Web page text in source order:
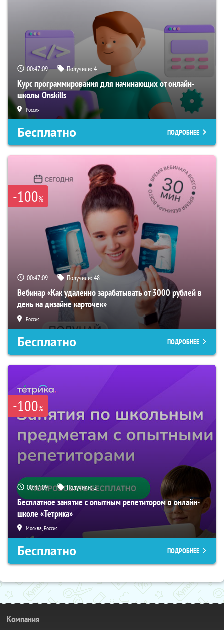
00:47:08 Получили:4
Курс программирования для начинающих от онлайн-
школы Onskills
Россия
Бесплатно ПОДРОБНЕЕ
-100%
00:47:08 Получили:48
Вебинар «Как удаленно зарабатывать от 3000 рублей в
день на дизайне карточек»
Россия
Бесплатно ПОДРОБНЕЕ
-100%
00:47:08 Получили:2
Бесплатное занятие с опытным репетитором в онлайн-
школе «Тетрика»
Москва, Россия
Бесплатно ПОДРОБНЕЕ
Компания